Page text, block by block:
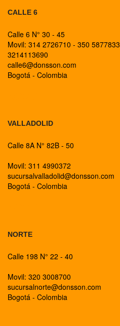
CALLE 6
Calle 6 N° 30 - 45
Movil: 314 2726710 - 350 5877833
3214113690
calle6@donsson.com
Bogotá - Colombia
VALLADOLID
Calle 8A N° 82B - 50
Movil: 311 4990372
sucursalvalladolid@donsson.com
Bogotá - Colombia
NORTE
Calle 198 N° 22 - 40
Movil: 320 3008700
sucursalnorte@donsson.com
Bogotá - Colombia